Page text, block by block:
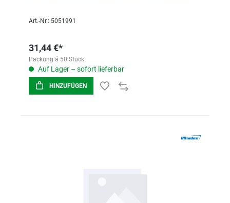
Art.-Nr.: 5051991
31,44 €*
Packung á 50 Stück
Auf Lager – sofort lieferbar
HINZUFÜGEN